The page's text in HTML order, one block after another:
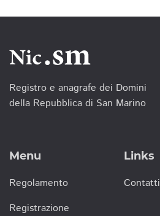
Registro e anagrafe dei Domini
della Repubblica di San Marino
Menu
Regolamento
Registrazione
Links
Contatti